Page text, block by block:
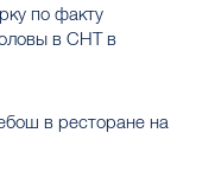
по факту
в СНТ в
в ресторане на